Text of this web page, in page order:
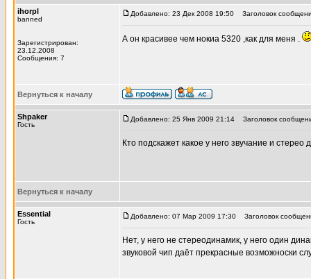
ihorpl
banned
Зарегистрирован:
23.12.2008
Сообщения: 7
Добавлено: 23 Дек 2008 19:50 Заголовок
А он красивее чем нокиа 5320 ,как для меня .
Вернуться к началу
Shpakеr
Гость
Добавлено: 25 Янв 2009 21:14 Заголовок
Кто подскажет какое у него звучание и стерео
Вернуться к началу
Essential
Гость
Добавлено: 07 Мар 2009 17:30 Заголовок
Нет, у него не стереодинамик, у него один
звуковой чип даёт прекрасные возможноски